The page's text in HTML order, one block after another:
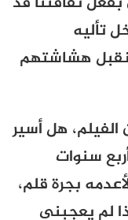
تأليه
نقبل هشاشتهم
هل أسير
سنوات
بجرة قلم،
لم يعجبني